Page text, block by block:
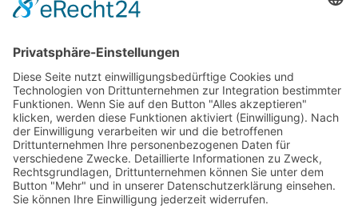
Entspannungstraining
Zumba Gold
Rückbildungsgymnastik
Kinder Therapie
Krankengymnastik nach Vojta für Kinder
Krankengymnastik nach Bobath für Kinder
Krankengymnastik für Kinder
Therapeuten
Kontakt